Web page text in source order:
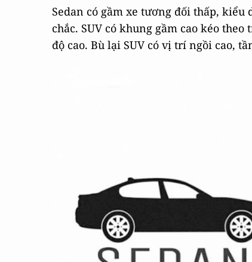
Sedan có gầm xe tương đối thấp,
chắc. SUV có khung gầm cao kéo
độ cao. Bù lại SUV có vị trí ngồi cao,